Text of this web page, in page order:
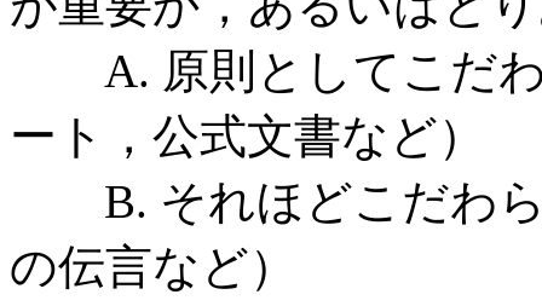
A. 原則としてこだわ
ート，公式文書など）
B. それほどこだわら
の伝言など）